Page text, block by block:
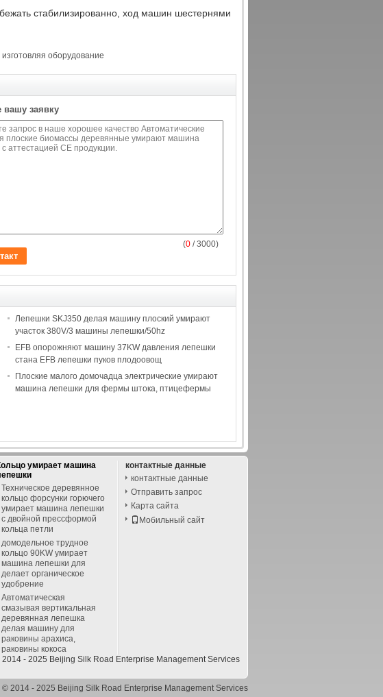
стабилизированно, ход машин шестернями
оборудование
вашу заявку
(0 / 3000)
Лепешки SKJ350 делая машину плоский умирают
участок 380V/3 машины лепешки/50hz
EFB опорожняют машину 37KW давления лепешки
стана EFB лепешки пуков плодоовощ
Плоские малого домочадца электрические умирают
машина лепешки для фермы штока, птицефермы
умирает машина
Техническое деревянное
кольцо форсунки горючего
умирает машина лепешки
с двойной прессформой
кольца петли
домодельное трудное
кольцо 90KW умирает
машина лепешки для
делает органическое
удобрение
Автоматическая
смазывая вертикальная
деревянная лепешка
делая машину для
раковины арахиса,
раковины кокоса
контактные данные
контактные данные
Отправить запрос
Карта сайта
Мобильный сайт
- 2025 Beijing Silk Road Enterprise Management Services
© 2014 - 2025 Beijing Silk Road Enterprise Management Services